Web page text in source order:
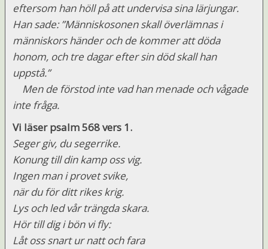
eftersom han höll på att undervisa sina lärjungar.
Han sade: ”Människosonen skall överlämnas i
människors händer och de kommer att döda
honom, och tre dagar efter sin död skall han
uppstå.”
Men de förstod inte vad han menade och vågade
inte fråga.
Vi läser psalm 568 vers 1.
Seger giv, du segerrike.
Konung till din kamp oss vig.
Ingen man i provet svike,
när du för ditt rikes krig.
Lys och led vår trängda skara.
Hör till dig i bön vi fly:
Låt oss snart ur natt och fara